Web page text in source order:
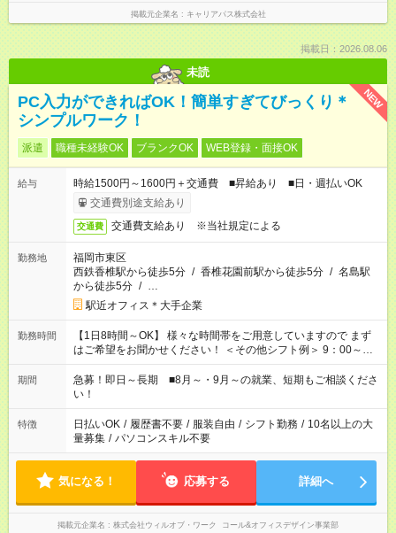
掲載元企業名 キャリアパス株式会社
掲載日：2026.08.06
未読
NEW
PC入力ができればOK！簡単すぎてびっくり＊
シンプルワーク！
派遣 職種未経験OK ブランクOK WEB登録・面接OK
給与
時給1500円～1600円＋交通費 ■昇給あり ■日・週払いOK
交通費別途支給あり
交通費 交通費支給あり ※当社規定による
勤務地
福岡市東区
西鉄香椎駅から徒歩5分 / 香椎花園前駅から徒歩5分 / 名島駅
から徒歩5分 / …
駅近オフィス＊大手企業
勤務時間
【1日8時間～OK】 様々な時間帯をご用意していますので まず
はご希望をお聞かせください！ ＜その他シフト例＞ 9：00～
17：00 11：00～20：00 などなど！その他のお時間もOKです！
期間
急募！即日～長期 ■8月～・9月～の就業、短期もご相談くださ
い！
特徴 日払いOK / 履歴書不要 / 服装自由 / シフト勤務 / 10名以上の大
量募集 / パソコンスキル不要
気になる！ 応募する 詳細へ
掲載元企業名 株式会社ウィルオブ・ワーク コール&オフィスデザイン事業部